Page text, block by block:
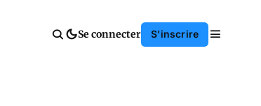
Se connecter S'inscrire